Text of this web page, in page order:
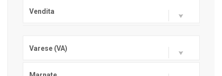
Vendita
Varese (VA)